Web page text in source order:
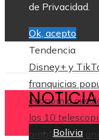
de Privacidad.
Ok, acepto
Tendencia
Disney+ y
franquicias
economía
los 10
ampliaron el
Bolivia